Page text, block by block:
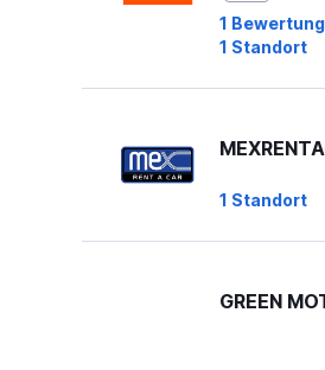
1 Bewertung
1 Standort
1 Standort
GREEN